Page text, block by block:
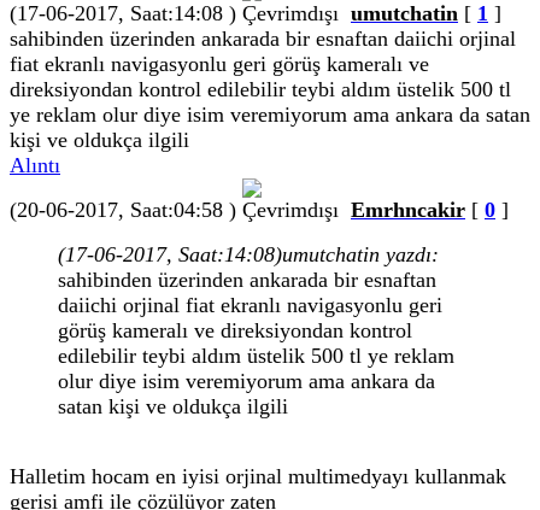
(17-06-2017, Saat:14:08 ) umutchatin [ 1 ]
sahibinden üzerinden ankarada bir esnaftan daiichi orjinal
fiat ekranlı navigasyonlu geri görüş kameralı ve
direksiyondan kontrol edilebilir teybi aldım üstelik 500 tl
ye reklam olur diye isim veremiyorum ama ankara da satan
kişi ve oldukça ilgili
Alıntı
(20-06-2017, Saat:04:58 )
Emrhncakir [ 0 ]
(17-06-2017, Saat:14:08)umutchatin yazdı:
sahibinden üzerinden ankarada bir esnaftan
daiichi orjinal fiat ekranlı navigasyonlu geri
görüş kameralı ve direksiyondan kontrol
edilebilir teybi aldım üstelik 500 tl ye reklam
olur diye isim veremiyorum ama ankara da
satan kişi ve oldukça ilgili
Halletim hocam en iyisi orjinal multimedyayı kullanmak
gerisi amfi ile çözülüyor zaten